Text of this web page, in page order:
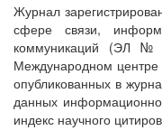
Журнал
сфере связи,
коммуникаций (ЭЛ
Международном
опубликованных в
данных
индекс научного